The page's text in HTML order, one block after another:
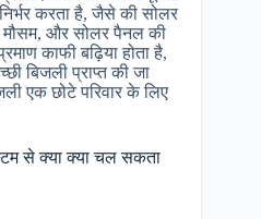
करता है, जैसे की सोलर
मौसम, और सोलर पैनल की
काफी बढ़िया होता है,
बिजली प्राप्त की जा
एक छोटे परिवार के लिए
से क्या क्या चल सकता